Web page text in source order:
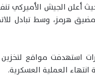
أعلن الجيش الأميركي
هرمز، وسط تبادل
استهدفت مواقع
انتهاء العملية العسكرية.